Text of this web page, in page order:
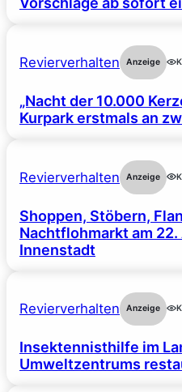
Revierverhalten Anzeige
„Nacht der 10.000
Kurpark erstmals an
Revierverhalten Anzeige
Shoppen, Stöbern,
Nachtflohmarkt am
Innenstadt
Revierverhalten Anzeige
Insektennisthilfe im
Umweltzentrums